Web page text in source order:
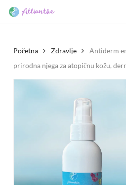
Skip
Početna Zdravlje
Antiderm
prirodna njega za atopičnu kožu,